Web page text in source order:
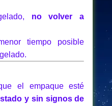
no volver a
tiempo posible
el empaque esté
y sin signos de